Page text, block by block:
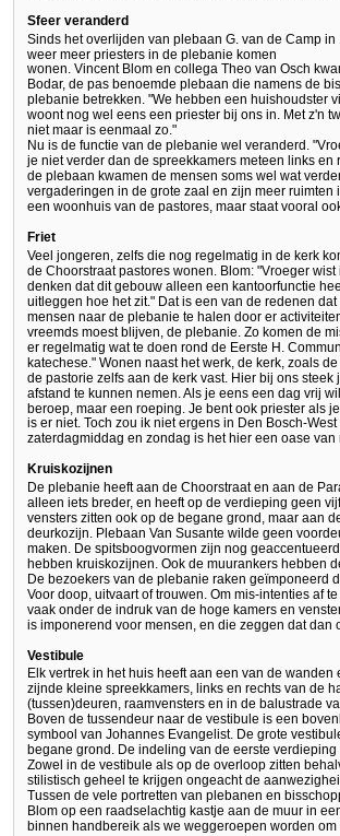
Sfeer veranderd
Sinds het overlijden van plebaan G. van de Camp
weer meer priesters in de plebanie komen
wonen. Vincent Blom en collega Theo van Osch
Bodar, de pas benoemde plebaan die namens de
plebanie betrekken. "We hebben een huishoudster
woont nog wel eens een priester bij ons in. Met z'n
niet maar is eenmaal zo."
Nu is de functie van de plebanie wel veranderd.
je niet verder dan de spreekkamers meteen links
de plebaan kwamen de mensen soms wel wat
vergaderingen in de grote zaal en zijn meer
een woonhuis van de pastores, maar staat vooral
Friet
Veel jongeren, zelfs die nog regelmatig in de kerk
de Choorstraat pastores wonen. Blom: "Vroeger
denken dat dit gebouw alleen een kantoorfunctie
uitleggen hoe het zit." Dat is een van de redenen
mensen naar de plebanie te halen door er
vreemds moest blijven, de plebanie. Zo komen de
er regelmatig wat te doen rond de Eerste H.
katechese." Wonen naast het werk, de kerk, zoals
de pastorie zelfs aan de kerk vast. Hier bij ons
afstand te kunnen nemen. Als je eens een dag vrij
beroep, maar een roeping. Je bent ook priester als
is er niet. Toch zou ik niet ergens in Den Bosch-
zaterdagmiddag en zondag is het hier een oase van
Kruiskozijnen
De plebanie heeft aan de Choorstraat en aan de
alleen iets breder, en heeft op de verdieping geen
vensters zitten ook op de begane grond, maar aan
deurkozijn. Plebaan Van Susante wilde geen
maken. De spitsboogvormen zijn nog
hebben kruiskozijnen. Ook de muurankers hebben
De bezoekers van de plebanie raken geïmponeerd
Voor doop, uitvaart of trouwen. Om mis-intenties af
vaak onder de indruk van de hoge kamers en
is imponerend voor mensen, en die zeggen dat dan
Vestibule
Elk vertrek in het huis heeft aan een van de
zijnde kleine spreekkamers, links en rechts van de
(tussen)deuren, raamvensters en in de balustrade
Boven de tussendeur naar de vestibule is een
symbool van Johannes Evangelist. De grote
begane grond. De indeling van de eerste
Zowel in de vestibule als op de overloop zitten
stilistisch geheel te krijgen ongeacht de
Tussen de vele portretten van plebanen en
Blom op een raadselachtig kastje aan de muur in
binnen handbereik als we weggeroepen worden